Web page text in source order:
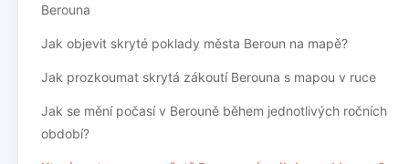
Berouna
Jak objevit skryté poklady města Beroun na mapě?
Jak prozkoumat skrytá zákoutí Berouna s mapou v ruce
Jak se mění počasí v Berouně během jednotlivých ročních
období?